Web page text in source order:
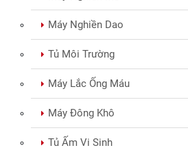
Máy Nghiền Dao
Tủ Môi Trường
Máy Lắc Ống Máu
Máy Đông Khô
Tủ Ấm Vi Sinh